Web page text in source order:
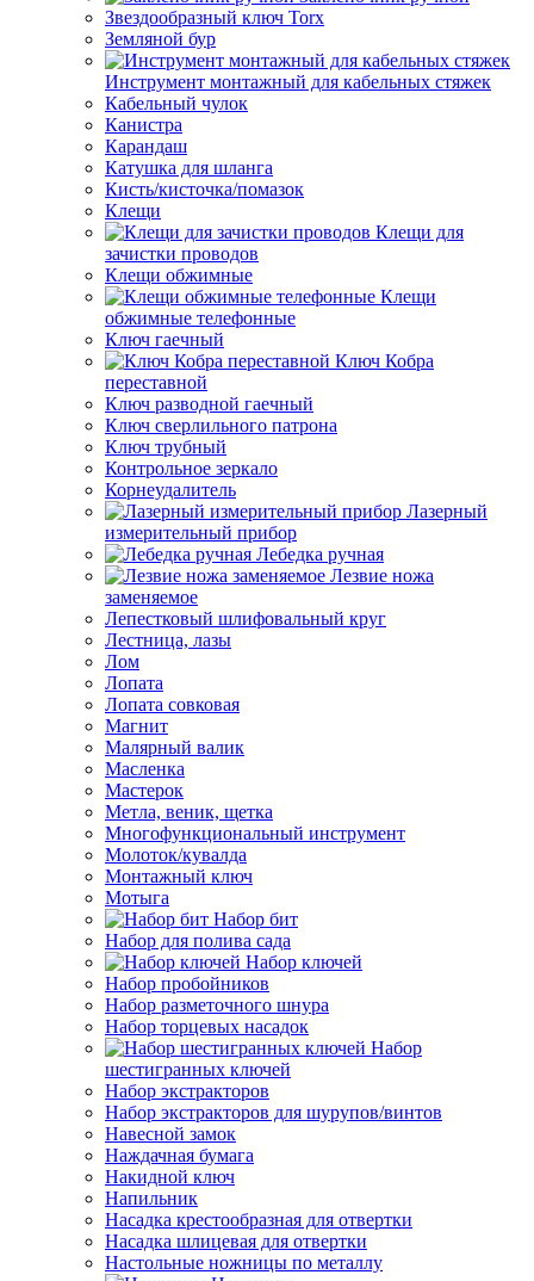
Звездообразный ключ Torx
Земляной бур
Инструмент монтажный для кабельных стяжек
Кабельный чулок
Канистра
Карандаш
Катушка для шланга
Кисть/кисточка/помазок
Клещи
Клещи для
зачистки проводов
Клещи обжимные
Клещи
обжимные телефонные
Ключ гаечный
Ключ Кобра
переставной
Ключ разводной гаечный
Ключ сверлильного патрона
Ключ трубный
Контрольное зеркало
Корнеудалитель
Лазерный
измерительный прибор
Лебедка ручная
Лезвие ножа
заменяемое
Лепестковый шлифовальный круг
Лестница, лазы
Лом
Лопата
Лопата совковая
Магнит
Малярный валик
Масленка
Мастерок
Метла, веник, щетка
Многофункциональный инструмент
Молоток/кувалда
Монтажный ключ
Мотыга
Набор бит
Набор для полива сада
Набор ключей
Набор пробойников
Набор разметочного шнура
Набор торцевых насадок
Набор
шестигранных ключей
Набор экстракторов
Набор экстракторов для шурупов/винтов
Навесной замок
Наждачная бумага
Накидной ключ
Напильник
Насадка крестообразная для отвертки
Насадка шлицевая для отвертки
Настольные ножницы по металлу